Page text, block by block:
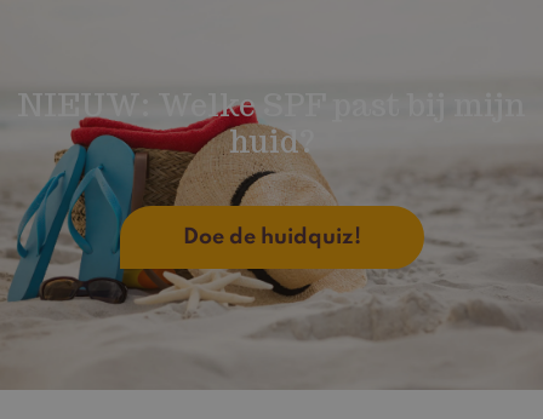
NIEUW: Welke SPF past bij mijn
huid?
Doe de huidquiz!